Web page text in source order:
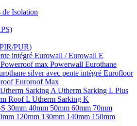
Isolation
PUR)
intégré Eurowall / Eurowall E
Powerroof max Powerwall Eurothane
silver avec pente intégré Eurofloor
Euroroof Max
Utherm Sarking A Utherm Sarking L Plus
Roof L Utherm Sarking K
30mm 40mm 50mm 60mm 70mm
120mm 130mm 140mm 150mm